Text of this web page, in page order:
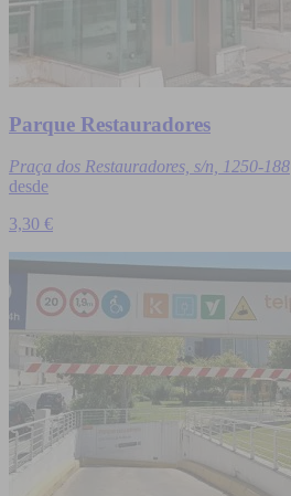
Parque Restauradores
Praça dos Restauradores, s/n, 1250-188
desde
3,30 €